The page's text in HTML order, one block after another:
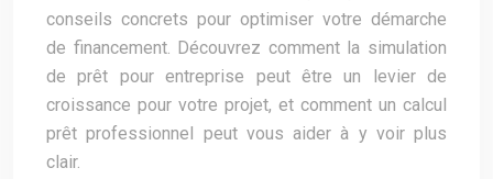
conseils concrets pour optimiser votre démarche
de financement. Découvrez comment la simulation
de prêt pour entreprise peut être un levier de
croissance pour votre projet, et comment un calcul
prêt professionnel peut vous aider à y voir plus
clair.